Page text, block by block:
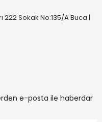
222 Sokak No:135/A Buca |
e-posta ile haberdar